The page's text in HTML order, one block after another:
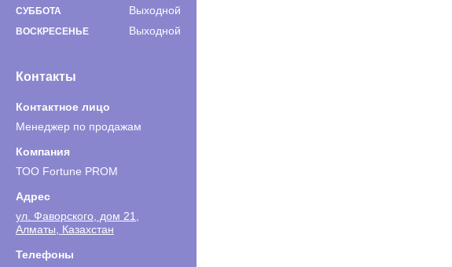
СУББОТА Выходной
ВОСКРЕСЕНЬЕ Выходной
Контакты
Менеджер по продажам
ТОО Fortune PROM
ул. Фаворского, дом 21,
Алматы, Казахстан